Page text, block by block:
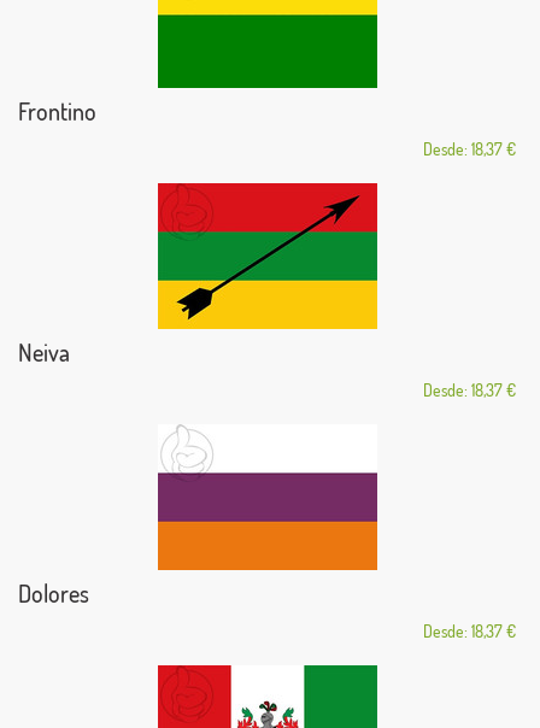
Frontino
Desde: 18,37 €
Neiva
Desde: 18,37 €
Dolores
Desde: 18,37 €